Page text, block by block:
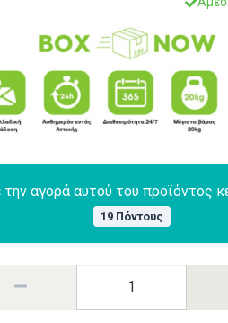
αγορά αυτού του προϊόντος
19 Πόντους